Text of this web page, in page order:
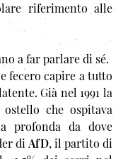
riferimento alle
a far parlare di sé.
fecero capire a tutto
Già nel 1991 la
che ospitava
profonda da dove
di AfD, ilpartito di